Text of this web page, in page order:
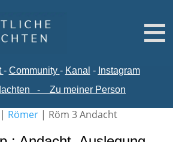
- Community - Kanal - Instagram
- Zu meiner Person
| Römer | Röm 3 Andacht